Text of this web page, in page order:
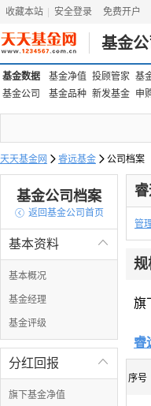
收藏本站 安全登录 免费开户
基金
基金数据 基金净值 投顾管家 基
基金公司
基金品种 新发基金 申
天天基金网  睿远基金  公司档案
基金公司档案
 返回基金公司首页

基本资料
基本概况
基金经理
基金评级

分红回报
旗下基金净值
管
规
旗
睿
序号